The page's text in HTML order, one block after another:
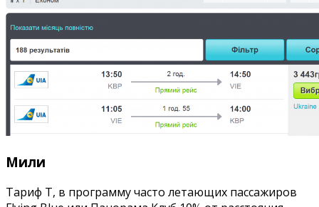
Мили
Тариф Т, в программу часто летающих пассажиров